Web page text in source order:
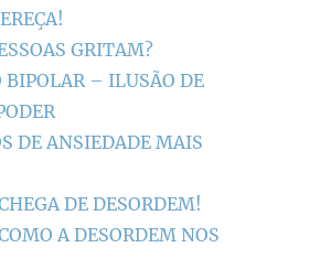
GRITAM?
BIPOLAR – ILUSÃO DE
DE ANSIEDADE MAIS
DE DESORDEM!
A DESORDEM NOS